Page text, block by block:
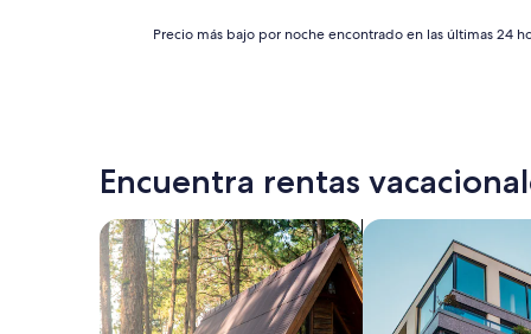
b
t
a
c
i
ó
n
$1,134 MXN
las
24
horas,
con
base
en
Precio más bajo por noche encontrado en las últimas 24
Encuentra rentas
Buscar cabañas Buscar